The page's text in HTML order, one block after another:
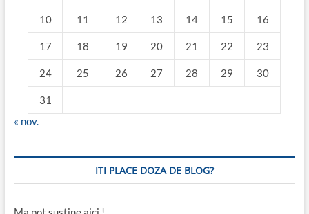
10 11 12 13 14 15 16
17 18 19 20 21 22 23
24 25 26 27 28 29 30
31
« nov.
ITI PLACE DOZA DE BLOG?